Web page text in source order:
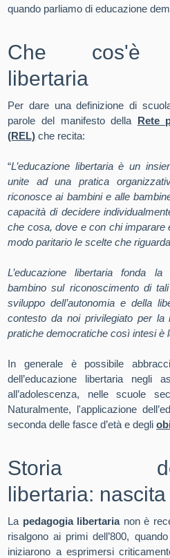
quando parliamo di educazione
Che cos'è
libertaria
Per dare una definizione di
parole del manifesto della Rete
(REL) che recita:
“L’educazione libertaria è un
unite ad una pratica
riconosce ai bambini e alle
capacità di decidere
che cosa, dove e con chi imparare
modo paritario le scelte che
L’educazione libertaria fonda
bambino sul riconoscimento di
sviluppo dell’autonomia e della
contesto da noi privilegiato per
pratiche democratiche così intesi è
In generale è possibile
dell’educazione libertaria negli
all’adolescenza, nelle scuole
Naturalmente, l'applicazione
seconda delle fasce d’età e degli
Storia
libertaria:
La pedagogia libertarianon è
risalgono ai primi dell’800,
iniziarono a esprimersi